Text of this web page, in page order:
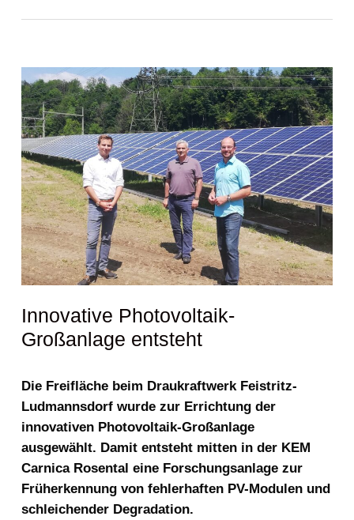
Innovative Photovoltaik-
Großanlage entsteht
Die Freifläche beim Draukraftwerk Feistritz-
Ludmannsdorf wurde zur Errichtung der
innovativen Photovoltaik-Großanlage
ausgewählt. Damit entsteht mitten in der KEM
Carnica Rosental eine Forschungsanlage zur
Früherkennung von fehlerhaften PV-Modulen und
schleichender Degradation.